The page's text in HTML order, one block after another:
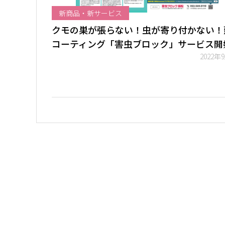
新商品・新サービス
クモの巣が張らない！虫が寄り付かない
コーティング「害虫ブロック」サービス
2022年